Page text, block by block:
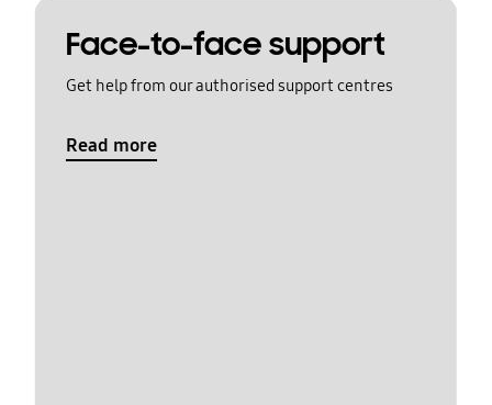
Face-to-face support
Get help from our authorised support centres
Read more